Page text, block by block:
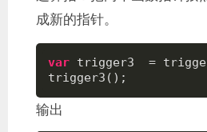
成新的指针。
var trigger3  =
trigger3();
输出